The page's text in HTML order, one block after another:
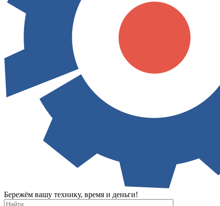
Бережём вашу технику, время и деньги!